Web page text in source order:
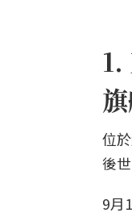
位
後
9月